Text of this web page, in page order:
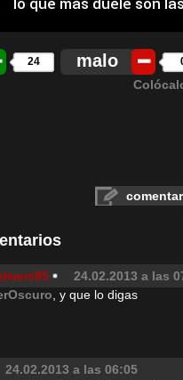
24 malo
24.02.2013 a las
, y que lo digas
24.02.2013 a las 06:05